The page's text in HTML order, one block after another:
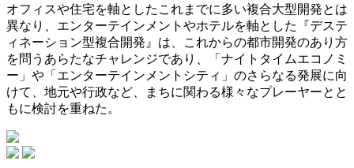
オフィスや住宅を軸としたこれまでに多い複合大型開発とは
異なり、エンターテインメントやホテルを軸とした『デステ
ィネーション型複合開発』は、これからの都市開発のあり方
を問うあらたなチャレンジであり、「ナイトタイムエコノミ
ー」や「エンターテインメントシティ」のさらなる発展に向
けて、地元や行政など、まちに関わる様々なプレーヤーとと
もに検討を重ねた。